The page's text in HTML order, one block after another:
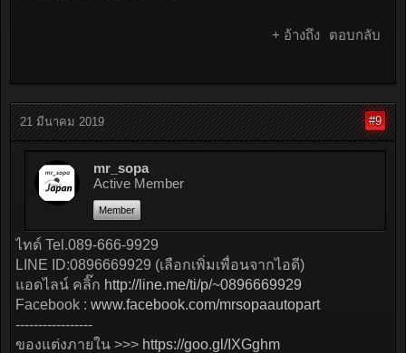
+ อ้างถึง ตอบกลับ
21 มีนาคม 2019 #9
mr_sopa
Active Member
Member
ไทด์ Tel.089-666-9929
LINE ID:0896669929 (เลือกเพิ่มเพื่อนจากไอดี)
แอดไลน์ คลิ๊ก http://line.me/ti/p/~0896669929
Facebook : www.facebook.com/mrsopaautopart
-----------------
ของแต่งภายใน >>> https://goo.gl/IXGghm